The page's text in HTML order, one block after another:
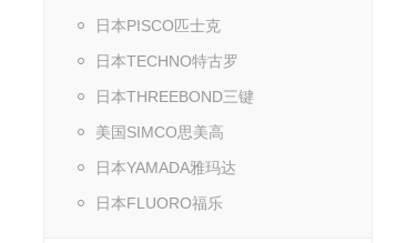
日本PISCO匹士克
日本TECHNO特古罗
日本THREEBOND三键
美国SIMCO思美高
日本YAMADA雅玛达
日本FLUORO福乐